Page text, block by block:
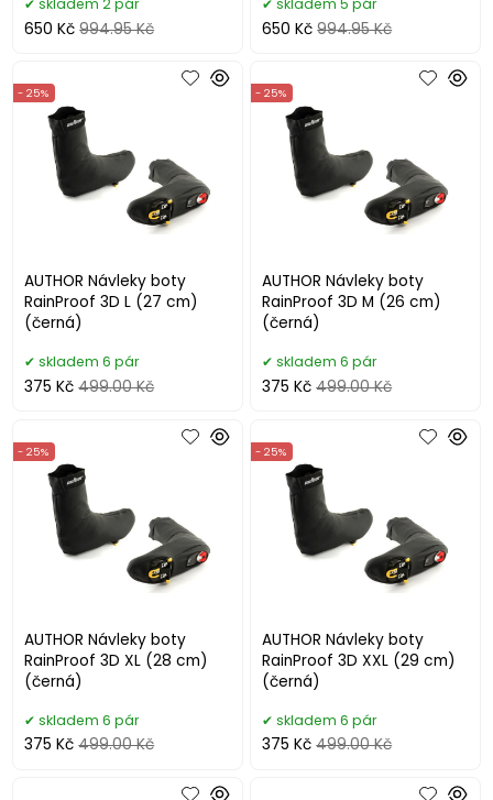
650 Kč 994.95 Kč 650 Kč 994.95 Kč
AUTHOR Návleky boty
RainProof 3D L (27 cm)
(černá)
- 25%
skladem 6 pár
375 Kč 499.00 Kč
AUTHOR Návleky boty
RainProof 3D M (26 cm)
(černá)
- 25%
skladem 6 pár
375 Kč 499.00 Kč
AUTHOR Návleky boty
RainProof 3D XL (28 cm)
(černá)
- 25%
skladem 6 pár
375 Kč 499.00 Kč
AUTHOR Návleky boty
RainProof 3D XXL (29 cm)
(černá)
- 25%
skladem 6 pár
375 Kč 499.00 Kč